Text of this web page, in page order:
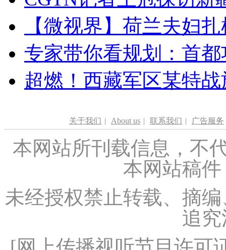
【微视界】荷兰夫妇
专家带你看规划：首
超燃！西藏军区某特
关于我们 | About us | 联系我们 | 广告服务
本网站所刊载信息，不
本网站稿
未经授权禁止转载、摘
追